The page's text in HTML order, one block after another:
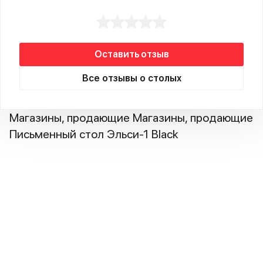
Оставить отзыв
Все отзывы о столых
Магазины, продающие Магазины, продающие
Письменный стол Эльси-1 Black